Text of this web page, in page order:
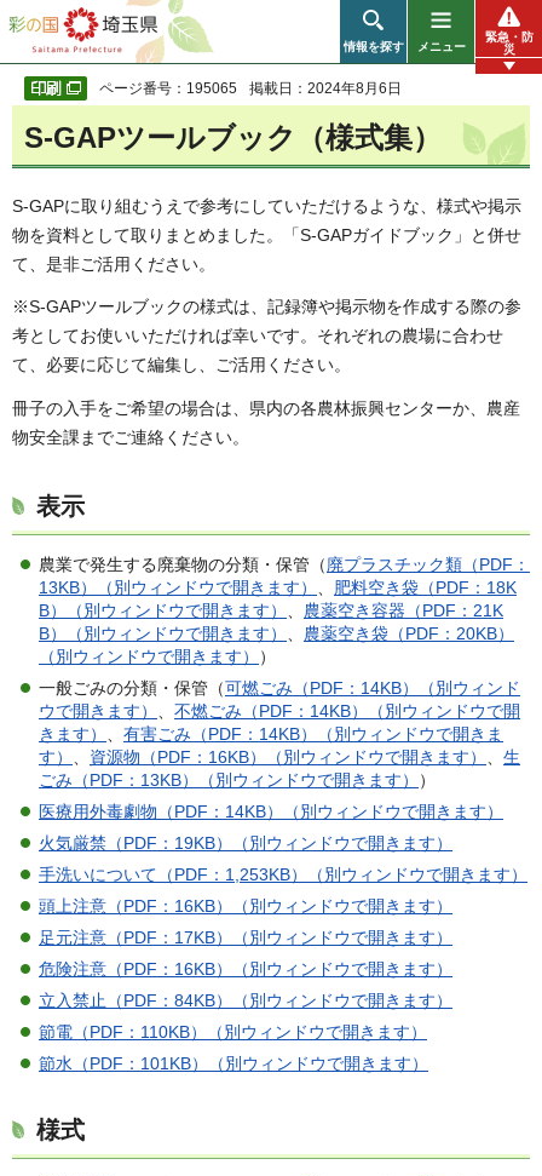
彩の国 埼玉県
情報を探す メニュー
緊急・防
災
ページ番号：195065 掲載日：2024年8月6日
S-GAPツールブック（様式集）
S-GAPに取り組むうえで参考にしていただけるような、様式や掲示
物を資料として取りまとめました。「S-GAPガイドブック」と併せ
て、是非ご活用ください。
※S-GAPツールブックの様式は、記録簿や掲示物を作成する際の参
考としてお使いいただければ幸いです。それぞれの農場に合わせ
て、必要に応じて編集し、ご活用ください。
冊子の入手をご希望の場合は、県内の各農林振興センターか、農産
物安全課までご連絡ください。
表示
農業で発生する廃棄物の分類・保管（廃プラスチック類（PDF：
13KB）（別ウィンドウで開きます）
肥料空き袋（PDF：18K
B）（別ウィンドウで開きます）
農薬空き容器（PDF：21K
B）（別ウィンドウで開きます）
農薬空き袋（PDF：20KB）
（別ウィンドウで開きます）
）
一般ごみの分類・保管（可燃ごみ（PDF：14KB）（別ウィンド
ウで開きます）
不燃ごみ（PDF：14KB）（別ウィンドウで開
きます）
有害ごみ（PDF：14KB）（別ウィンドウで開きま
す）
資源物（PDF：16KB）（別ウィンドウで開きます）
生
ごみ（PDF：13KB）（別ウィンドウで開きます）
）
医療用外毒劇物（PDF：14KB）（別ウィンドウで開きます）
火気厳禁（PDF：19KB）（別ウィンドウで開きます）
手洗いについて（PDF：1,253KB）（別ウィンドウで開きます）
頭上注意（PDF：16KB）（別ウィンドウで開きます）
足元注意（PDF：17KB）（別ウィンドウで開きます）
危険注意（PDF：16KB）（別ウィンドウで開きます）
立入禁止（PDF：84KB）（別ウィンドウで開きます）
節電（PDF：110KB）（別ウィンドウで開きます）
節水（PDF：101KB）（別ウィンドウで開きます）
様式